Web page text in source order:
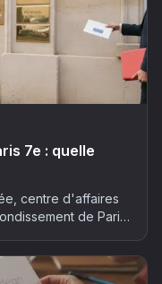
7e : quelle
centre d'affaires
de Paris,
le budget. Le